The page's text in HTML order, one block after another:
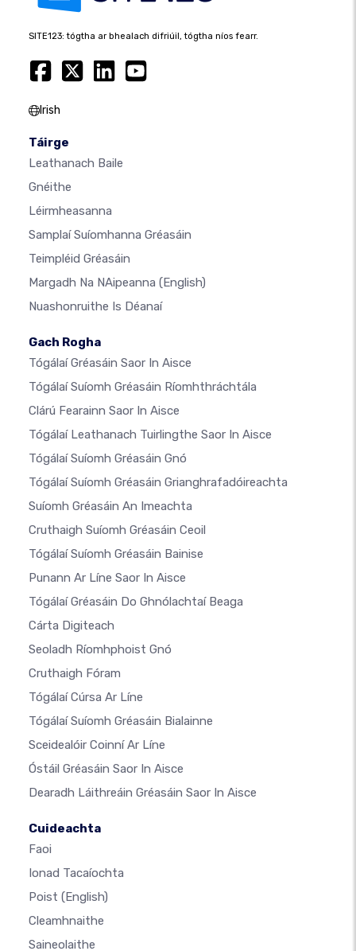
SITE123: tógtha ar bhealach difriúil, tógtha níos fearr.
Irish
Táirge
Leathanach Baile
Gnéithe
Léirmheasanna
Samplaí Suíomhanna Gréasáin
Teimpléid Gréasáin
Margadh Na NAipeanna (English)
Nuashonruithe Is Déanaí
Gach Rogha
Tógálaí Gréasáin Saor In Aisce
Tógálaí Suíomh Gréasáin Ríomhthráchtála
Clárú Fearainn Saor In Aisce
Tógálaí Leathanach Tuirlingthe Saor In Aisce
Tógálaí Suíomh Gréasáin Gnó
Tógálaí Suíomh Gréasáin Grianghrafadóireachta
Suíomh Gréasáin An Imeachta
Cruthaigh Suíomh Gréasáin Ceoil
Tógálaí Suíomh Gréasáin Bainise
Punann Ar Líne Saor In Aisce
Tógálaí Gréasáin Do Ghnólachtaí Beaga
Cárta Digiteach
Seoladh Ríomhphoist Gnó
Cruthaigh Fóram
Tógálaí Cúrsa Ar Líne
Tógálaí Suíomh Gréasáin Bialainne
Sceidealóir Coinní Ar Líne
Óstáil Gréasáin Saor In Aisce
Dearadh Láithreáin Gréasáin Saor In Aisce
Cuideachta
Faoi
Ionad Tacaíochta
Poist (English)
Cleamhnaithe
Saineolaithe